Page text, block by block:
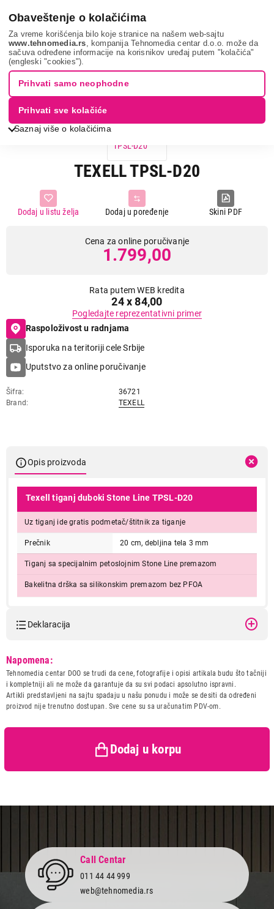
Obaveštenje o kolačićima
Za vreme korišćenja bilo koje stranice na našem web-sajtu
www.tehnomedia.rs , kompanija Tehnomedia centar d.o.o. može da
sačuva određene informacije na korisnikov uređaj putem "kolačića"
(engleski "cookies").
Saznaj više o kolačićima
Prihvati samo neophodne
Prihvati sve kolačiće
Sve za kuću i baštu Posuđe Tiganj Texell tpsl-d20...
TEXELL TPSL-D20
Skini PDF
Dodaj u poređenje
Dodaj u listu želja
Cena za online poručivanje
1.799,00
Rata putem WEB kredita
24 x 84,00
Pogledajte reprezentativni primer
Raspoloživost u radnjama
Isporuka na teritoriji cele Srbije
Uputstvo za online poručivanje
Šifra
36721
Brand
TEXELL
Opis proizvoda
Texell tiganj duboki Stone Line TPSL-D20
Uz tiganj ide gratis podmetač/štitnik za tiganje
Prečnik 20 cm, debljina tela 3 mm
Tiganj sa specijalnim petoslojnim Stone Line premazom
Bakelitna drška sa silikonskim premazom bez PFOA
Deklaracija
Naziv i vrsta robe:
POSUDJE
Uvoznik:
CTC - UNIT d.o.o.
Zemlja porekla:
Kina
kupaca po osnovu zakona o
Napomena:
Tehnomedia centar DOO se trudi da cene, fotografije i opisi artikala budu što tačniji
i kompletniji ali ne može da garantuje da su svi podaci apsolutno ispravni.
Artikli predstavljeni na sajtu spadaju u našu ponudu i može se desiti da određeni
proizvod nije trenutno dostupan. Sve cene su sa uračunatim PDV-om.
Dodaj u korpu
1.799,00
POSUĐE
TEXELL TPSL-D20
Proizvod je dodat u korpu.
Call Centar
011 44 44 999
web@tehnomedia.rs